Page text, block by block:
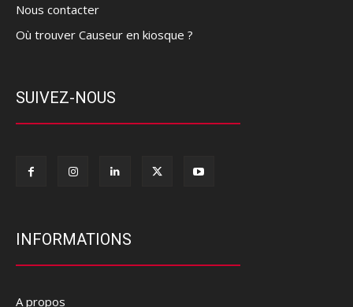
Nous contacter
Où trouver Causeur en kiosque ?
SUIVEZ-NOUS
INFORMATIONS
A propos